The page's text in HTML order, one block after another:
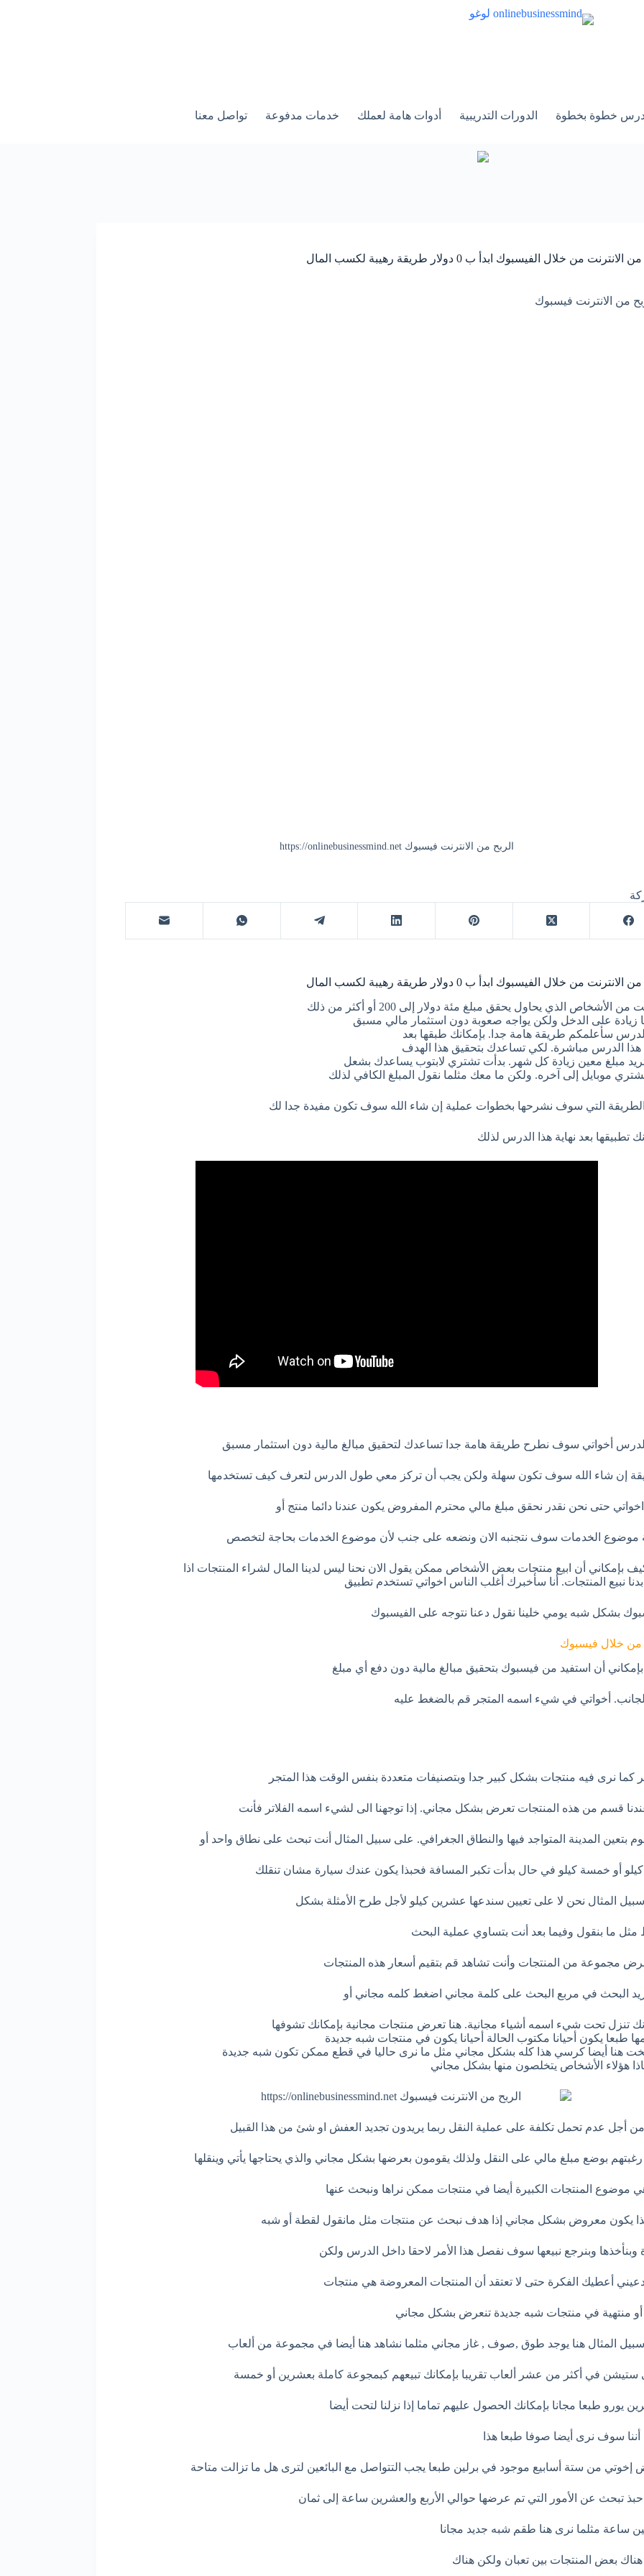
الدورات التدريبية أدوات هامة لعملك خدمات مدفوعة تواصل معنا
من خلال الفيسبوك ابدأ ب 0 دولار طريقة رهيبة لكسب المال
الربح من الانترنت فيسبوك https://onlinebusinessmind.net
من خلال الفيسبوك ابدأ ب 0 دولار طريقة رهيبة لكسب المال
من الأشخاص الذي يحاول يحقق مبلغ مئة دولار إلى 200 أو أكثر من ذلك
زيادة على الدخل ولكن يواجه صعوبة دون استثمار مالي مسبق
سأعلمكم طريقة هامة جدا. بإمكانك طبقها بعد
هذا الدرس مباشرة. لكي تساعدك بتحقيق هذا الهدف
مبلغ معين زيادة كل شهر. بدأت تشتري لابتوب يساعدك بشعل
موبايل إلى آخره. ولكن ما معك مثلما نقول المبلغ الكافي لذلك
الطريقة التي سوف نشرحها بخطوات عملية إن شاء الله سوف تكون مفيدة جدا لك
تطبيقها بعد نهاية هذا الدرس لذلك
أخواتي سوف نطرح طريقة هامة جدا تساعدك لتحقيق مبالغ مالية دون استثمار مسبق
إن شاء الله سوف تكون سهلة ولكن يجب أن تركز معي طول الدرس لتعرف كيف تستخدمها
اخواتي حتى نحن نقدر نحقق مبلغ مالي محترم المفروض يكون عندنا دائما منتج أو
موضوع الخدمات سوف نتجنبه الان ونضعه على جنب لأن موضوع الخدمات بحاجة لتخصص
بإمكاني أن ابيع منتجات بعض الأشخاص ممكن يقول الان نحنا ليس لدينا المال لشراء المنتجات اذا
نبيع المنتجات. أنا سأخبرك أغلب الناس اخواتي تستخدم تطبيق
بشكل شبه يومي خلينا نقول دعنا نتوجه على الفيسبوك
من خلال فيسبوك
أن استفيد من فيسبوك بتحقيق مبالغ مالية دون دفع أي مبلغ
أخواتي في شيء اسمه المتجر قم بالضغط عليه
كما نرى فيه منتجات بشكل كبير جدا وبتصنيفات متعددة بنفس الوقت هذا المتجر
قسم من هذه المنتجات تعرض بشكل مجاني. إذا توجهنا الى لشيء اسمه الفلاتر فأنت
بتعين المدينة المتواجد فيها والنطاق الجغرافي. على سبيل المثال أنت تبحث على نطاق واحد أو
كيلو أو خمسة كيلو في حال بدأت تكبر المسافة فحبذا يكون عندك سيارة مشان تنقلك
المثال نحن لا على تعيين سندعها عشرين كيلو لأجل طرح الأمثلة بشكل
ما بنقول وفيما بعد أنت بتساوي عملية البحث
مجموعة من المنتجات وأنت تشاهد قم بتقيم أسعار هذه المنتجات
البحث في مربع البحث على كلمة مجاني اضغط كلمه مجاني أو
تنزل تحت شيء اسمه أشياء مجانية. هنا تعرض منتجات مجانية بإمكانك تشوفها
طبعا يكون أحيانا مكتوب الحالة أحيانا يكون في منتجات شبه جديدة
تخت هنا أيضا كرسي هذا كله بشكل مجاني مثل ما نرى حاليا في قطع ممكن تكون شبه جديدة
هؤلاء الأشخاص يتخلصون منها بشكل مجاني
من أجل عدم تحمل تكلفة على عملية النقل ربما يريدون تجديد العفش او شئ من هذا القبيل
بوضع مبلغ مالي على النقل ولذلك يقومون بعرضها بشكل مجاني والذي يحتاجها يأتي وينقلها
موضوع المنتجات الكبيرة أيضا في منتجات ممكن نراها ونبحث عنها
يكون معروض بشكل مجاني إذا هدف نبحث عن منتجات مثل مانقول لقطة أو شبه
وبنأخذها وبنرجع نبيعها سوف نفصل هذا الأمر لاحقا داخل الدرس ولكن
أعطيك الفكرة حتى لا تعتقد أن المنتجات المعروضة هي منتجات
أو منتهية في منتجات شبه جديدة تنعرض بشكل مجاني
المثال هنا يوجد طوق ,صوف , غاز مجاني مثلما نشاهد هنا أيضا في مجموعة من ألعاب
ستيشن في أكثر من عشر ألعاب تقريبا بإمكانك تبيعهم كبمجوعة كاملة بعشرين أو خمسة
يورو طبعا مجانا بإمكانك الحصول عليهم تماما إذا نزلنا لتحت أيضا
سوف نرى أيضا صوفا طبعا هذا
إخوتي من ستة أسابيع موجود في برلين طبعا يجب التتواصل مع البائعين لترى هل ما تزالت متاحة
حبذ تبحث عن الأمور التي تم عرضها حوالي الأربع والعشرين ساعة إلى ثمان
ساعة مثلما نرى هنا طقم شبه جديد مجانا
بعض المنتجات بين تعبان ولكن هناك